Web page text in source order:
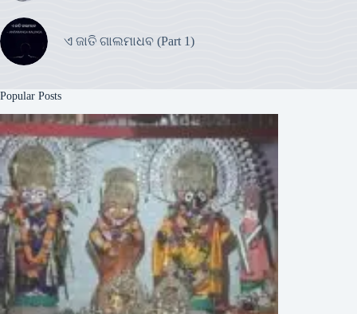
ଏ ଜାତି ଗାଲମାଧବ (Part 1)
Popular Posts